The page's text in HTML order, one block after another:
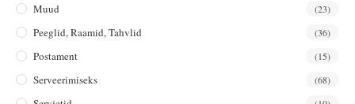
Muud (23)
Peeglid, Raamid, Tahvlid (36)
Postament (15)
Serveerimiseks (68)